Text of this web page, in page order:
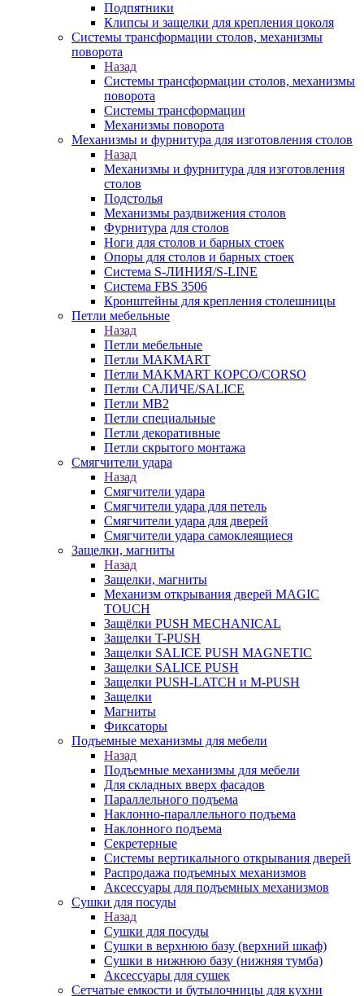
Подпятники
Клипсы и защелки для крепления цоколя
Системы трансформации столов, механизмы
поворота
Назад
Системы трансформации столов, механизмы
поворота
Системы трансформации
Механизмы поворота
Механизмы и фурнитура для изготовления столов
Назад
Механизмы и фурнитура для изготовления
столов
Подстолья
Механизмы раздвижения столов
Фурнитура для столов
Ноги для столов и барных стоек
Опоры для столов и барных стоек
Система S-ЛИНИЯ/S-LINE
Система FBS 3506
Кронштейны для крепления столешницы
Петли мебельные
Назад
Петли мебельные
Петли MAKMART
Петли MAKMART КОРСО/CORSO
Петли САЛИЧЕ/SALICE
Петли MB2
Петли специальные
Петли декоративные
Петли скрытого монтажа
Смягчители удара
Назад
Смягчители удара
Смягчители удара для петель
Смягчители удара для дверей
Cмягчители удара самоклеящиеся
Защелки, магниты
Назад
Защелки, магниты
Механизм открывания дверей MAGIC
TOUCH
Защёлки PUSH MECHANICAL
Защелки T-PUSH
Защелки SALICE PUSH MAGNETIC
Защелки SALICE PUSH
Защелки PUSH-LATCH и M-PUSH
Защелки
Магниты
Фиксаторы
Подъемные механизмы для мебели
Назад
Подъемные механизмы для мебели
Для складных вверх фасадов
Параллельного подъема
Наклонно-параллельного подъема
Наклонного подъема
Секретерные
Системы вертикального открывания дверей
Распродажа подъемных механизмов
Аксессуары для подъемных механизмов
Сушки для посуды
Назад
Сушки для посуды
Сушки в верхнюю базу (верхний шкаф)
Сушки в нижнюю базу (нижняя тумба)
Аксессуары для сушек
Сетчатые емкости и бутылочницы для кухни